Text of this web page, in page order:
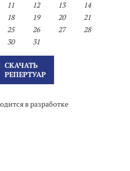
11 12 13
14
18 19 20
21
25 26 27
28
30 31
СКАЧАТЬ
РЕПЕРТУАР
в разработке